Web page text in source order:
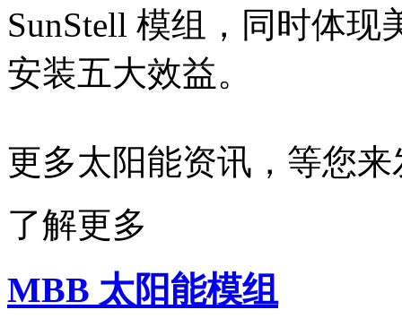
SunStell 模组，同时体
安装五大效益。
更多太阳能资讯，等您
了解更多
MBB 太阳能模组